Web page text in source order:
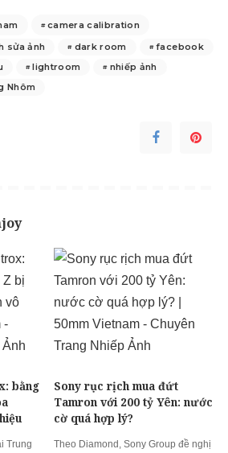
camera calibration
sửa ảnh dark room
facebook
lightroom
nhiếp ảnh
Nhôm
bằng
Trung
Sony rục rịch mua đứt
Tamron với 200 tỷ Yên: nước
cờ quá hợp lý?
Theo Diamond, Sony Group đề nghị